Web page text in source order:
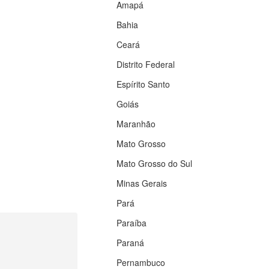
Amapá
Bahia
Ceará
Distrito Federal
Espírito Santo
Goiás
Maranhão
Mato Grosso
Mato Grosso do Sul
Minas Gerais
Pará
Paraíba
Paraná
Pernambuco